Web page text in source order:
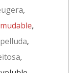
,
mudable,
,
,